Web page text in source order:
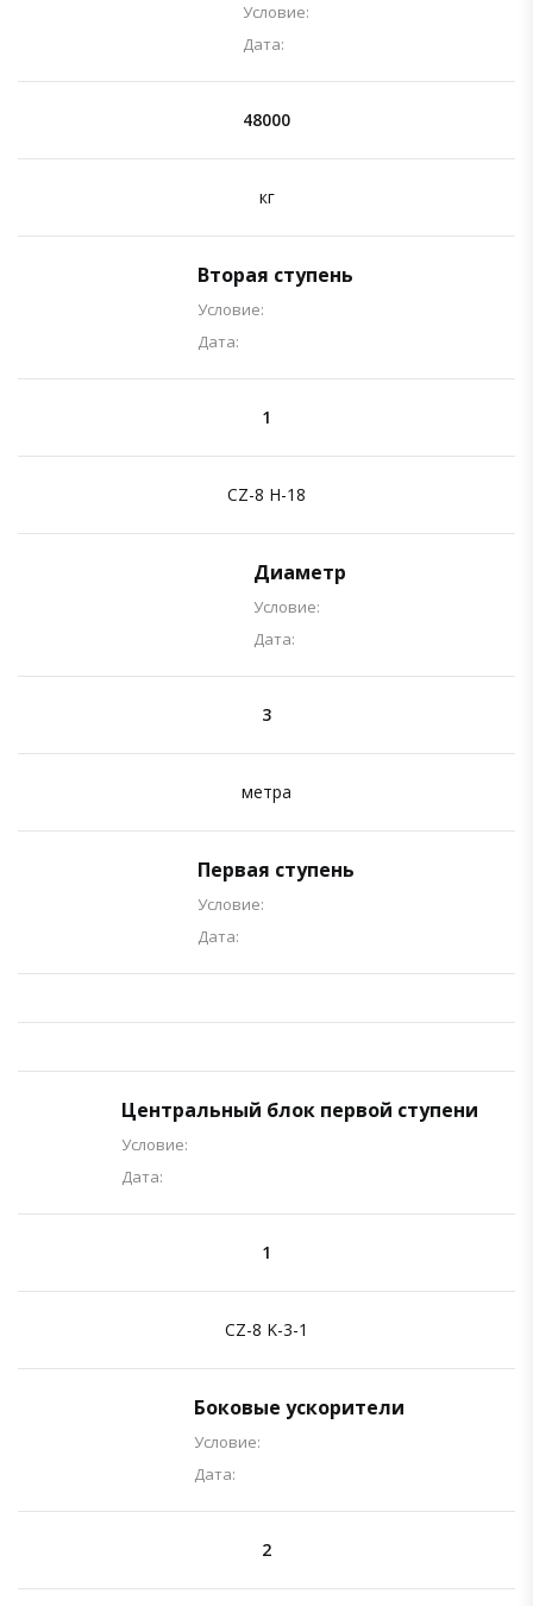
Условие:
Дата:
48000
кг
Вторая ступень
Условие:
Дата:
1
CZ-8 H-18
Диаметр
Условие:
Дата:
3
метра
Первая ступень
Условие:
Дата:
Центральный блок первой ступени
Условие:
Дата:
1
CZ-8 K-3-1
Боковые ускорители
Условие:
Дата:
2